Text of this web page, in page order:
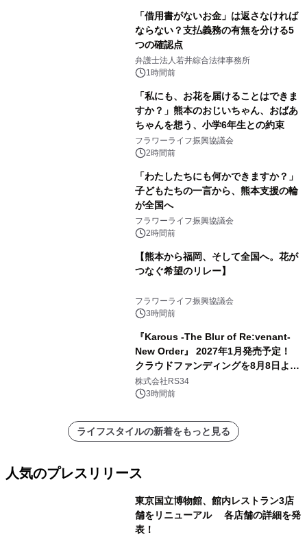
「借用書がないお金」は返さなければ
ならない？支払義務の有無を分ける5
つの確認点
弁護士法人若井綜合法律事務所
1時間前
「私にも、お花を届けることはできま
すか？」熊本のおじいちゃん、おばあ
ちゃんを想う、小学6年生との約束
フラワーライフ振興協議会
2時間前
「わたしたちにも何かできますか？」
子どもたちの一言から、熊本支援の輪
が全国へ
フラワーライフ振興協議会
2時間前
【熊本から福岡、そして全国へ。花が
つなぐ希望のリレー】
フラワーライフ振興協議会
3時間前
『Karous -The Blur of Re:venant-
New Order』 2027年1月発売予定！
クラウドファンディングを8月8日より
開始
株式会社RS34
3時間前
ライフスタイルの新着をもっと見る
人気のプレスリリース
東京国立博物館、館内レストラン3店
舗をリニューアル 各店舗の詳細を発
表！